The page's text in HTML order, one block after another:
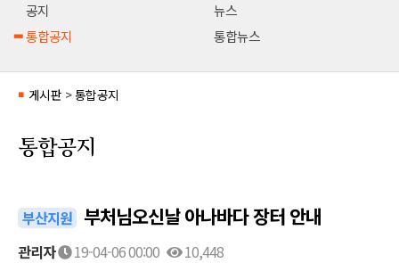
공지
뉴스
통합공지
통합뉴스
■ 게시판 > 통합공지
통합공지
부산지원 부처님오신날 아나바다 장터 안내
관리자 19-04-06 00:00 10,448